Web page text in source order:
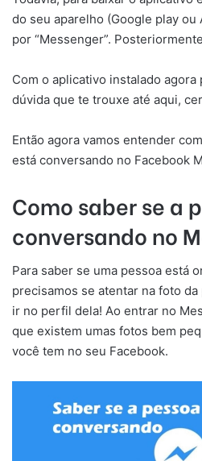
do seu aparelho (Google play
por “Messenger”.
Com o aplicativo instalado
dúvida que te trouxe até aqui,
Então agora vamos entender
está conversando no Facebook
Como saber se a
conversando no
Para saber se uma pessoa está
precisamos se atentar na foto
ir no perfil dela! Ao entrar no
que existem umas fotos bem
você tem no seu Facebook.